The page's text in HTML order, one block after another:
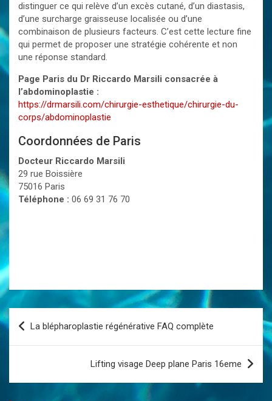
distinguer ce qui relève d’un excès cutané, d’un diastasis,
d’une surcharge graisseuse localisée ou d’une
combinaison de plusieurs facteurs. C’est cette lecture fine
qui permet de proposer une stratégie cohérente et non
une réponse standard.
Page Paris du Dr Riccardo Marsili consacrée à
l’abdominoplastie :
https://drmarsili.com/chirurgie-esthetique/chirurgie-du-
corps/abdominoplastie
Coordonnées de Paris
Docteur Riccardo Marsili
29 rue Boissière
75016 Paris
Téléphone : 06 69 31 76 70
La blépharoplastie régénérative FAQ complète
Lifting visage Deep plane Paris 16eme